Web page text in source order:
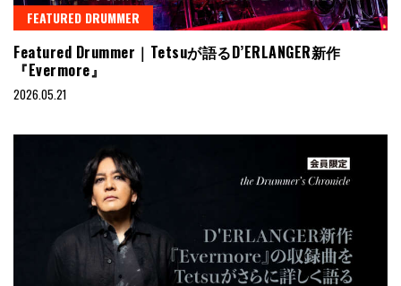
FEATURED DRUMMER
Featured Drummer｜Tetsuが語るD’ERLANGER新作
『Evermore』
2026.05.21